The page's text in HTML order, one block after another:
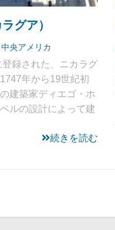
グア）
中央アメリカ
録された、ニカラグ
年から19世紀初
建築家ディエゴ・ホ
ルの設計によって建
続きを読む